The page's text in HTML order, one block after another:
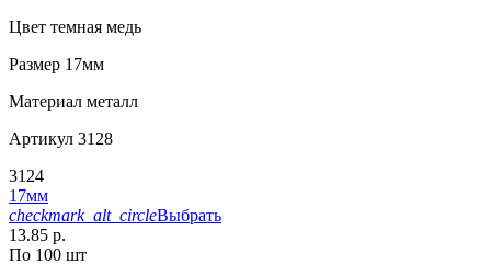
Цвет темная медь
Размер 17мм
Материал металл
Артикул 3128
3124
17мм
checkmark_alt_circleВыбрать
13.85 р.
По 100 шт